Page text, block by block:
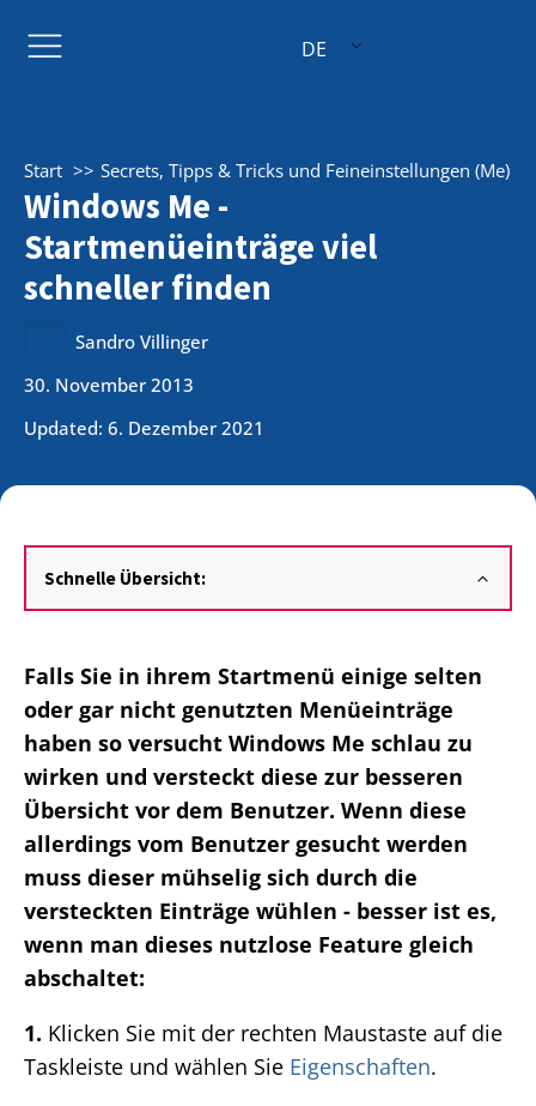
DE
Start Secrets, Tipps & Tricks und Feineinstellungen (Me)
Windows Me -
Startmenüeinträge viel
schneller finden
Sandro Villinger
30. November 2013
Updated: 6. Dezember 2021
Schnelle Übersicht:
Falls Sie in ihrem Startmenü einige selten
oder gar nicht genutzten Menüeinträge
haben so versucht Windows Me schlau zu
wirken und versteckt diese zur besseren
Übersicht vor dem Benutzer. Wenn diese
allerdings vom Benutzer gesucht werden
muss dieser mühselig sich durch die
versteckten Einträge wühlen - besser ist es,
wenn man dieses nutzlose Feature gleich
abschaltet:
1. Klicken Sie mit der rechten Maustaste auf die
Taskleiste und wählen Sie Eigenschaften.